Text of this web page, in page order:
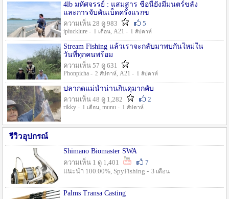
4lb มหัศจรรย์ : แสมสาร ชื่อนี้ยังมีมนตร์ขลัง
และการจับคันเบ็ดครั้งแรกข
ความเห็น 28 ดู 983
5
iplucklure - 1 เดือน, A21 - 1 สัปดาห์
Stream Fishing แล้วเราจะกลับมาพบกันใหม่ใน
วันที่ทุกคนพร้อม
ความเห็น 57 ดู 631
Phonpicha - 2 สัปดาห์, A21 - 1 สัปดาห์
ปลากดแม่น้ำน่านกินดุมากคับ
ความเห็น 48 ดู 1,282
2
rikky - 1 เดือน, munu - 1 สัปดาห์
รีวิวอุปกรณ์
Shimano Biomaster SWA
ความเห็น 1 ดู 1,401
7
แนะนำ 100.00%, SpyFishing - 3 เดือน
Palms Transa Casting